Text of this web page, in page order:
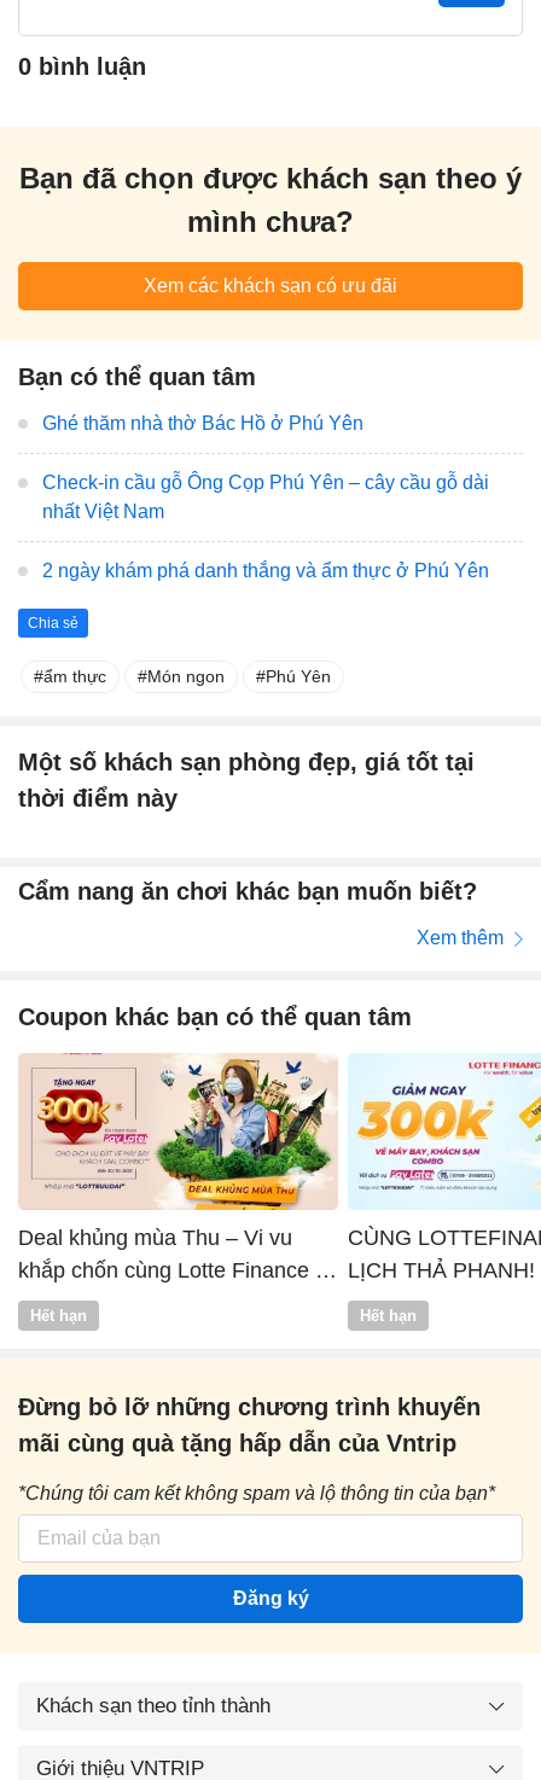
0 bình luận
Bạn đã chọn được khách sạn theo ý
mình chưa?
Xem các khách sạn có ưu đãi
Bạn có thể quan tâm
Ghé thăm nhà thờ Bác Hồ ở Phú Yên
Check-in cầu gỗ Ông Cọp Phú Yên – cây cầu gỗ dài
nhất Việt Nam
2 ngày khám phá danh thắng và ẩm thực ở Phú Yên
Chia sẻ
ẩm thực Món ngon Phú Yên
Một số khách sạn phòng đẹp, giá tốt tại
thời điểm này
Cẩm nang ăn chơi khác bạn muốn biết?
Xem thêm
Coupon khác bạn có thể quan tâm
Deal khủng mùa Thu – Vi vu
khắp chốn cùng Lotte Finance x
Vntrip
Hết hạn
CÙNG
LỊCH THẢ PHANH!
Hết hạn
Đừng bỏ lỡ những chương trình khuyến
mãi cùng quà tặng hấp dẫn của Vntrip
*Chúng tôi cam kết không spam và lộ thông tin của bạn*
Đăng ký
Khách sạn theo tỉnh thành
Giới thiệu VNTRIP